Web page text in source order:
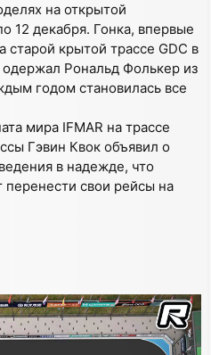
на открытой
12 декабря. Гонка, впервые
старой крытой трассе GDC в
Рональд Фолькер из
годом становилась все
мира IFMAR на трассе
Гэвин Квок объявил о
в надежде, что
свои рейсы на